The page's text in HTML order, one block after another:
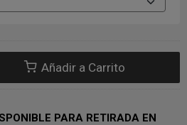
Añadir a Carrito
PARA RETIRADA EN